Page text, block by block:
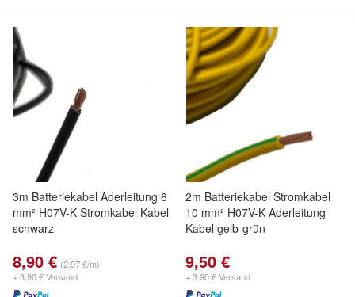
3m Batteriekabel Aderleitung 6
mm² H07V-K Stromkabel Kabel
schwarz
8,90 € (2,97 €/m)
+ 3,90 € Versand
2m Batteriekabel Stromkabel
10 mm² H07V-K Aderleitung
Kabel gelb-grün
9,50 €
+ 3,90 € Versand